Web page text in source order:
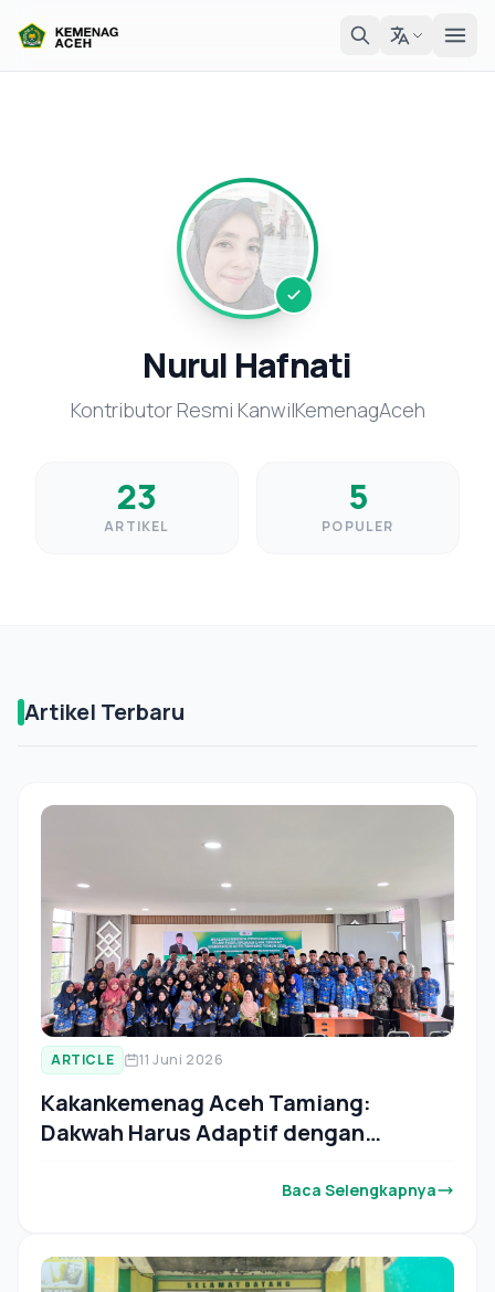
Nurul Hafnati
Kontributor Resmi KanwilKemenagAceh
23
ARTIKEL
5
POPULER
Artikel Terbaru
ARTICLE 11 Juni 2026
Kakankemenag Aceh Tamiang:
Dakwah Harus Adaptif dengan
Baca Selengkapnya